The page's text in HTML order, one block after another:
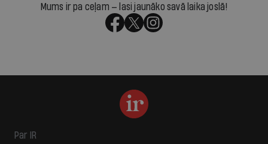
Mums ir pa ceļam — lasi jaunāko savā laika joslā!
Par IR